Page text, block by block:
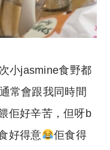
小jasmine食野都
通常會跟我同時間
佢好辛苦，但呀b
好得意
佢食得